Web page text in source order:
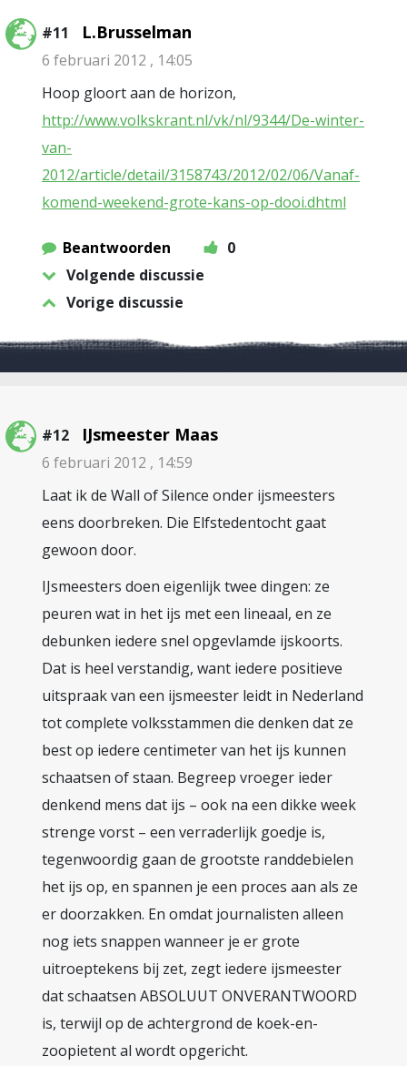
#11 L.Brusselman
6 februari 2012 , 14:05
Hoop gloort aan de horizon,
http://www.volkskrant.nl/vk/nl/9344/De-winter-
van-
2012/article/detail/3158743/2012/02/06/Vanaf-
komend-weekend-grote-kans-op-dooi.dhtml
Beantwoorden
0
Volgende discussie
Vorige discussie
#12 IJsmeester Maas
6 februari 2012 , 14:59
Laat ik de Wall of Silence onder ijsmeesters
eens doorbreken. Die Elfstedentocht gaat
gewoon door.
IJsmeesters doen eigenlijk twee dingen: ze
peuren wat in het ijs met een lineaal, en ze
debunken iedere snel opgevlamde ijskoorts.
Dat is heel verstandig, want iedere positieve
uitspraak van een ijsmeester leidt in Nederland
tot complete volksstammen die denken dat ze
best op iedere centimeter van het ijs kunnen
schaatsen of staan. Begreep vroeger ieder
denkend mens dat ijs – ook na een dikke week
strenge vorst – een verraderlijk goedje is,
tegenwoordig gaan de grootste randdebielen
het ijs op, en spannen je een proces aan als ze
er doorzakken. En omdat journalisten alleen
nog iets snappen wanneer je er grote
uitroeptekens bij zet, zegt iedere ijsmeester
dat schaatsen ABSOLUUT ONVERANTWOORD
is, terwijl op de achtergrond de koek-en-
zoopietent al wordt opgericht.